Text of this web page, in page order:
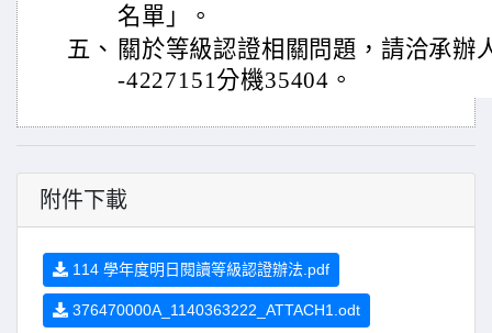
名單」。
五、 關於等級認證相關問題，請洽承辦
-4227151分機35404。
附件下載
114 學年度明日閱讀等級認證辦法.pdf
376470000A_1140363222_ATTACH1.odt